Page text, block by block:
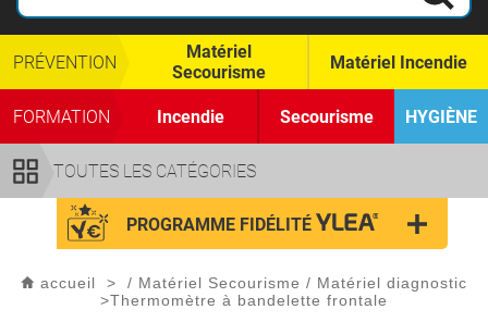
TOUTES LES CATÉGORIES
PRÉVENTION
Matériel
Secourisme
Matériel Incendie
FORMATION Incendie Secourisme HYGIÈNE
PROGRAMME FIDÉLITÉ
accueil > / Matériel Secourisme / Matériel diagnostic
>Thermomètre à bandelette frontale